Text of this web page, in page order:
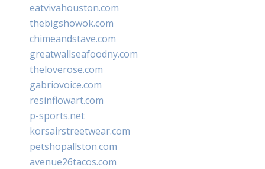
eatvivahouston.com
thebigshowok.com
chimeandstave.com
greatwallseafoodny.com
theloverose.com
gabriovoice.com
resinflowart.com
p-sports.net
korsairstreetwear.com
petshopallston.com
avenue26tacos.com